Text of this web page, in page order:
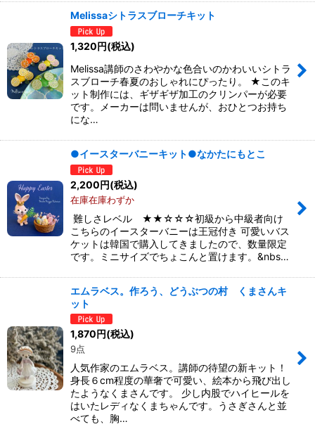
Melissaシトラスブローチキット
1,320円(税込)
Melissa講師のさわやかな色合いのかわいいシトラ
スブローチ春夏のおしゃれにぴったり。 ★このキ
ット制作には、ギザギザ加工のクリンパーが必要
です。メーカーは問いませんが、おひとつお持ち
にな…
●イースターバニーキット●なかたにもとこ
2,200円(税込)
在庫在庫わずか
難しさレベル ★★☆☆☆初級から中級者向け
こちらのイースターバニーは王冠付き 可愛いバス
ケットは韓国で購入してきましたので、数量限定
です。ミニサイズでちょこんと置けます。&nbs…
エムラベス。作ろう、どうぶつの村 くまさんキ
ット
1,870円(税込)
9点
人気作家のエムラベス。講師の待望の新キット！
身長６cm程度の華奢で可愛い、絵本から飛び出し
たようなくまさんです。 少し内股でハイヒールを
はいたレディなくまちゃんです。うさぎさんと並
べても、胸…